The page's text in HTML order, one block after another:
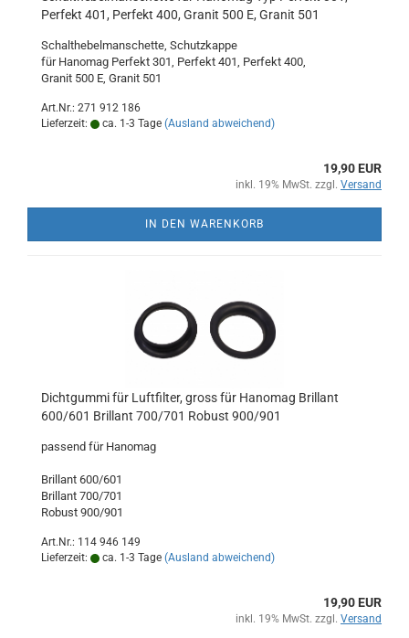
Perfekt 401, Perfekt 400, Granit 500 E, Granit 501
Schalthebelmanschette, Schutzkappe
für Hanomag Perfekt 301, Perfekt 401, Perfekt 400,
Granit 500 E, Granit 501
Art.Nr.: 271 912 186
Lieferzeit:
ca. 1-3 Tage (Ausland abweichend)
19,90 EUR
inkl. 19% MwSt. zzgl. Versand
IN DEN WARENKORB
Dichtgummi für Luftfilter, gross für Hanomag Brillant
600/601 Brillant 700/701 Robust 900/901
passend für Hanomag
Brillant 600/601
Brillant 700/701
Robust 900/901
Art.Nr.: 114 946 149
Lieferzeit:
ca. 1-3 Tage (Ausland abweichend)
19,90 EUR
inkl. 19% MwSt. zzgl. Versand